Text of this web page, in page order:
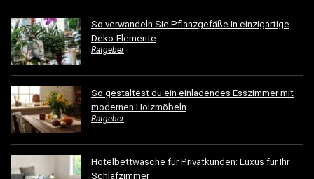
So verwandeln Sie Pflanzgefäße in einzigartige
Deko-Elemente
Ratgeber
So gestaltest du ein einladendes Esszimmer mit
modernen Holzmöbeln
Ratgeber
Hotelbettwäsche für Privatkunden: Luxus für Ihr
Schlafzimmer